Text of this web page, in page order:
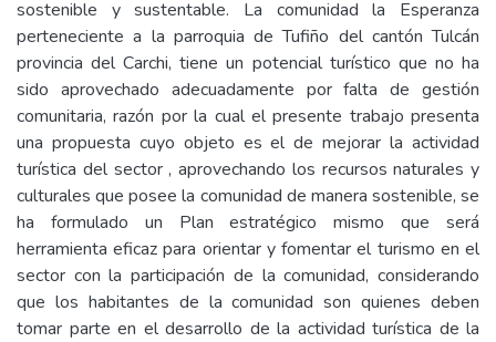
sostenible y sustentable. La comunidad la Esperanza
perteneciente a la parroquia de Tufiño del cantón Tulcán
provincia del Carchi, tiene un potencial turístico que no ha
sido aprovechado adecuadamente por falta de gestión
comunitaria, razón por la cual el presente trabajo presenta
una propuesta cuyo objeto es el de mejorar la actividad
turística del sector , aprovechando los recursos naturales y
culturales que posee la comunidad de manera sostenible, se
ha formulado un Plan estratégico mismo que será
herramienta eficaz para orientar y fomentar el turismo en el
sector con la participación de la comunidad, considerando
que los habitantes de la comunidad son quienes deben
tomar parte en el desarrollo de la actividad turística de la